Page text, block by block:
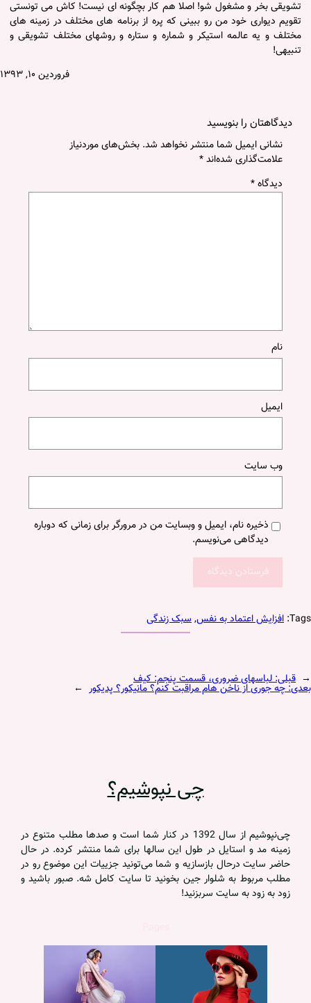
تشویقی بخر و مشغول شو! اصلا هم کار بچگونه ای نیست! کاش می تونستی
تقویم دیواری خود من رو ببینی که پره از برنامه های مختلف در زمینه های
مختلف و یه عالمه استیکر و شماره و ستاره و روشهای مختلف تشویقی و
تنبیهی!
فروردین ۱۰, ۱۳۹۳
دیدگاهتان را بنویسید
نشانی ایمیل شما منتشر نخواهد شد. بخش‌های موردنیاز
علامت‌گذاری شده‌اند*
دیدگاه*
نام
ایمیل
وب‌ سایت
ذخیره نام، ایمیل و وبسایت من در مرورگر برای زمانی که دوباره
دیدگاهی می‌نویسم.
Tags: افزایش اعتماد به نفس, سبک زندگی
← قبلی:لباسهای ضروری، قسمت پنجم: کیف
بعدی:چه جوری از ناخن هام مراقبت کنم؟ مانیکور؟ پدیکور →
چی نپوشیم؟
چی‌نپوشیم از سال 1392 در کنار شما است و صدها مطلب متنوع در
زمینه مد و استایل در طول این سالها برای شما منتشر کرده. در حال
حاضر سایت درحال بازسازیه و شما می‌تونید جزییات این موضوع رو در
مطلب مربوط به شلوار جین بخونید تا سایت کامل شه. صبور باشید و
زود به زود به سایت سربزنید!